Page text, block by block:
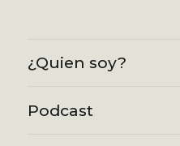
¿Quien soy?
Podcast